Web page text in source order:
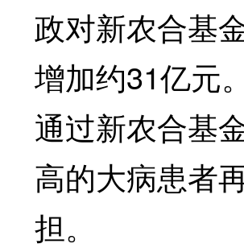
政对新农合基
增加约31亿元
通过新农合基
高的大病患者
担。